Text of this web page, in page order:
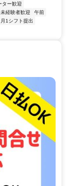
ター歓迎
未経験者歓迎
午前
月1シフト提出